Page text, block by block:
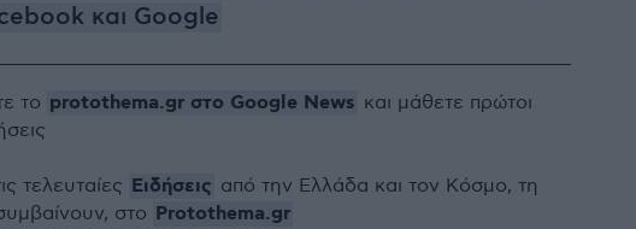
και Google
το protothema.gr στο Google News και μάθετε πρώτοι
τελευταίες Ειδήσεις από την Ελλάδα και τον Κόσμο, τη
στο Protothema.gr